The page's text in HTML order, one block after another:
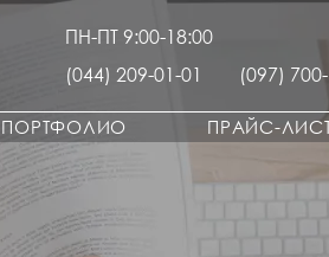
ПН-ПТ 9:00-18:00
(044) 209-01-01
(097)
ПОРТФОЛИО ПРАЙС-